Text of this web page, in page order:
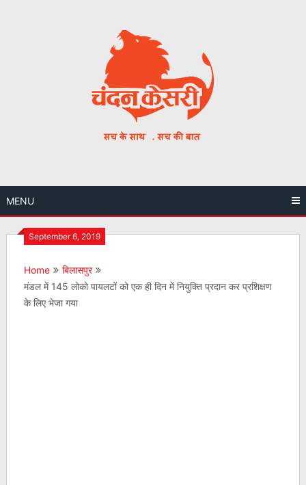
MENU
September 6, 2019
Home
बिलासपुर
मंडल में 145 लोको पायलटों को एक ही दिन में नियुक्ति प्रदान कर प्रशिक्षण
के लिए भेजा गया